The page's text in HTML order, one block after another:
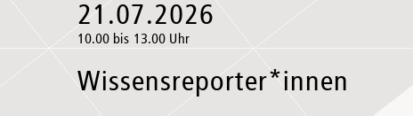
21.07.2026
10.00 bis 13.00 Uhr
Wissensreporter*innen